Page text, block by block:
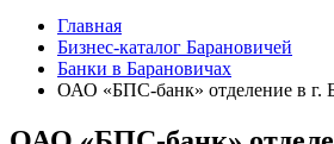
Главная
Бизнес-каталог Барановичей
Банки в Барановичах
ОАО «БПС-банк» отделение в г.